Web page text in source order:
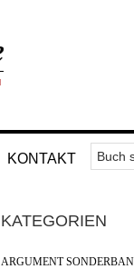
KONTAKT
Area
nach:
Haupt-
Sidebar
KATEGORIEN
ARGUMENT